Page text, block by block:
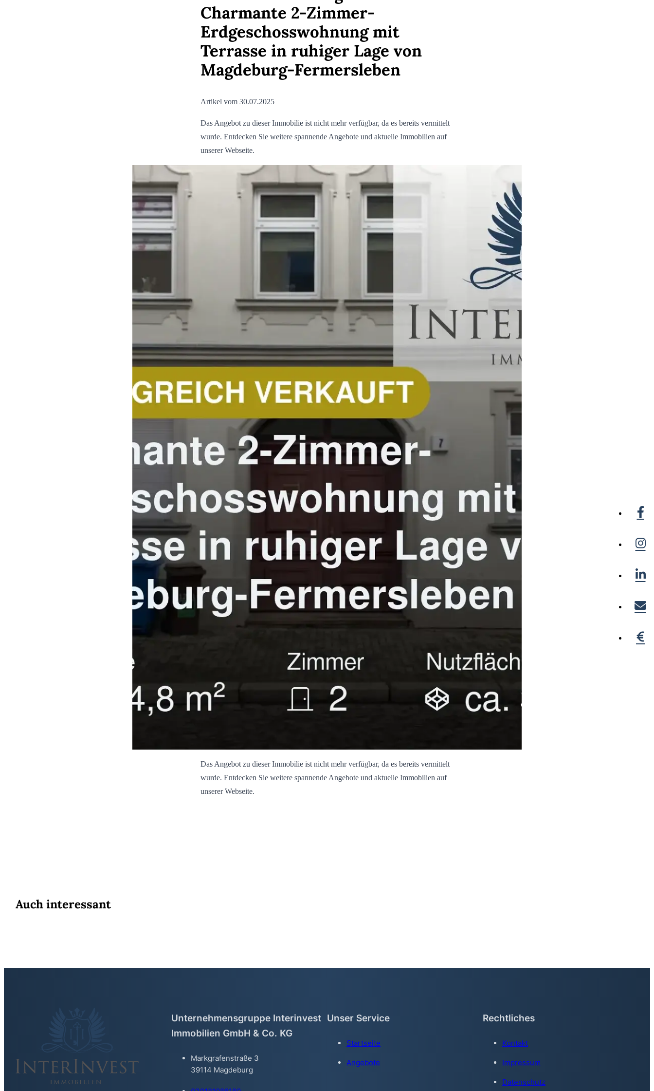
Charmante 2-Zimmer-
Erdgeschosswohnung mit
Terrasse in ruhiger Lage von
Magdeburg-Fermersleben
Artikel vom 30.07.2025
Das Angebot zu dieser Immobilie ist nicht mehr verfügbar, da es bereits vermittelt
wurde. Entdecken Sie weitere spannende Angebote und aktuelle Immobilien auf
unserer Webseite.
Das Angebot zu dieser Immobilie ist nicht mehr verfügbar, da es bereits vermittelt
wurde. Entdecken Sie weitere spannende Angebote und aktuelle Immobilien auf
unserer Webseite.
Auch interessant
Unternehmensgruppe Interinvest
Immobilien GmbH & Co. KG
Markgrafenstraße 3
39114 Magdeburg
Unser Service
Startseite
Angebote
Rechtliches
Kontakt
Impressum
Datenschutz